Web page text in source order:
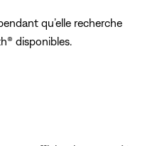
qu’elle recherche
disponibles.